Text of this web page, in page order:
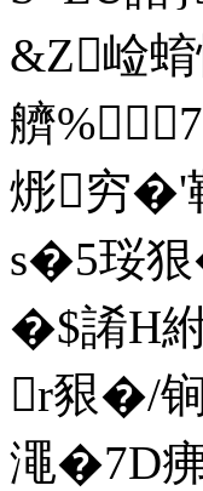
&Z崄
艩
烿穷�'
s�5珱狠
�$誵H紨
r豤�/
澠�7D